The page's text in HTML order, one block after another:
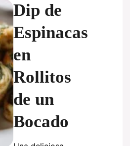
Dip de
Espinacas
en
Rollitos
de un
Bocado